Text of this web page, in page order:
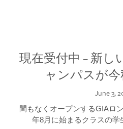
現在受付中 – 新し
ャンパスが
June 3,
間もなくオープンするGIAロ
年8月に始まるクラスの学